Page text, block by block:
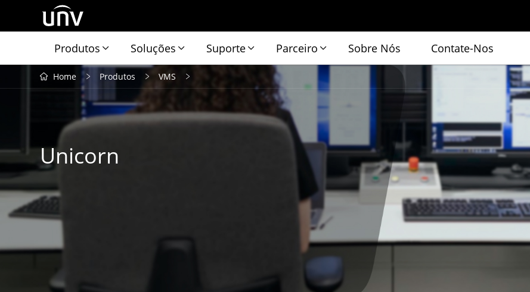
Produtos Soluções Suporte Parceiro Sobre Nós Contate-Nos
Home Produtos VMS
Unicorn